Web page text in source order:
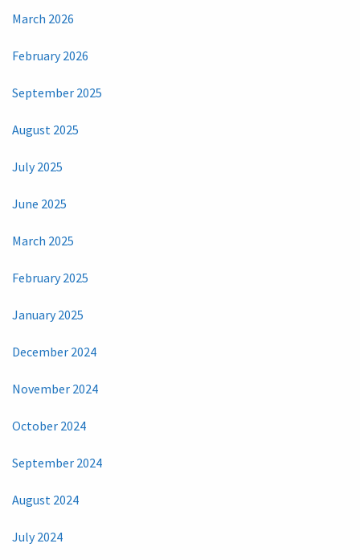
March 2026
February 2026
September 2025
August 2025
July 2025
June 2025
March 2025
February 2025
January 2025
December 2024
November 2024
October 2024
September 2024
August 2024
July 2024